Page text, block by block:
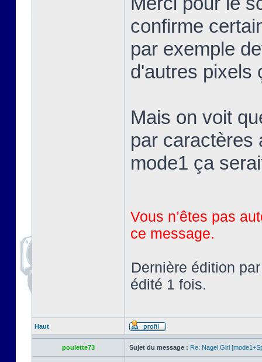
confirme
par exemple
d'autres pixels
Mais on voit
par caractères
mode1 ça
Vous n’êtes pas
ce message.
Dernière édition
édité 1 fois.
Haut
poulette73 Sujet du message : Re: Nagel Girl